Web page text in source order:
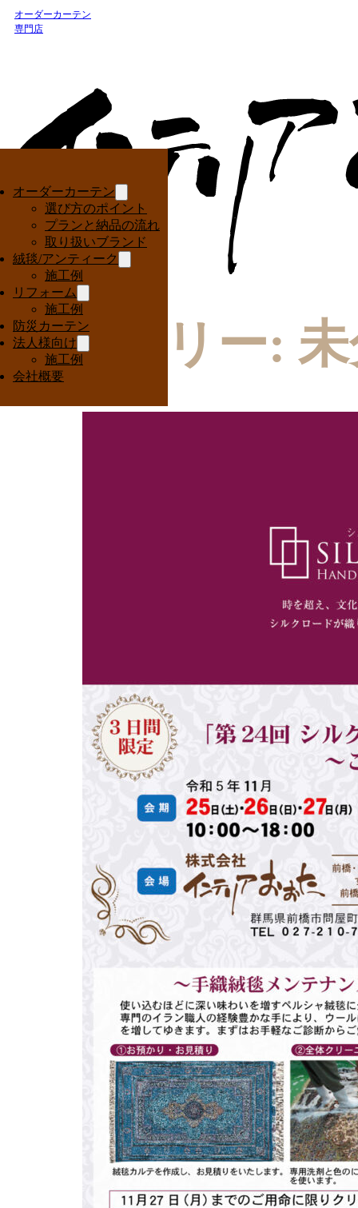
オーダーカーテン
専門店
オーダーカーテン
選び方のポイント
プランと納品の流れ
取り扱いブランド
絨毯/アンティーク
施工例
リフォーム
施工例
防災カーテン
法人様向け
施工例
会社概要
カテゴリー: